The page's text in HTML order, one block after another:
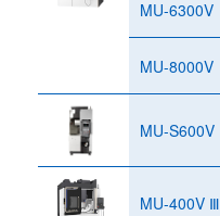
MU-6300V
MU-8000V
MU-S600V
MU-400V Ⅲ